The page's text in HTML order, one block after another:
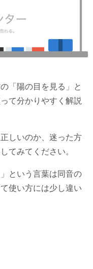
「陽の目を見る」と
て分かりやすく解説
しいのか、迷った方
てみてください。
という言葉は同音の
使い方には少し違い